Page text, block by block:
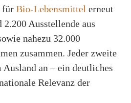
für Bio-Lebensmittel erneut
Ausstellende aus
nahezu 32.000
zusammen. Jeder zweite
Ausland an – ein deutliches
Relevanz der